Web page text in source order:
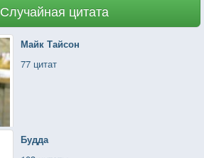
Случайная цитата
Майк Тайсон
77 цитат
Будда